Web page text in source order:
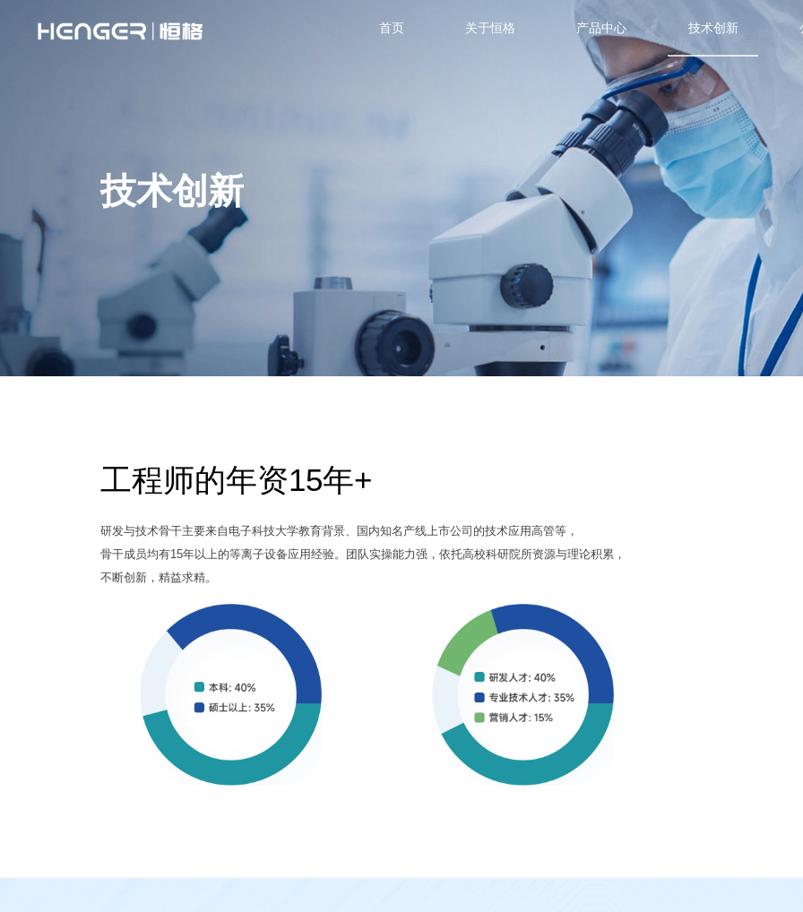
首页 关于恒格 产品中心 技术创新
技术创新
工程师的年资15年+
研发与技术骨干主要来自电子科技大学教育背景、国内知名产线上市公司的技术应用高管等，
骨干成员均有15年以上的等离子设备应用经验。团队实操能力强，依托高校科研院所资源与理论积累，
不断创新，精益求精。